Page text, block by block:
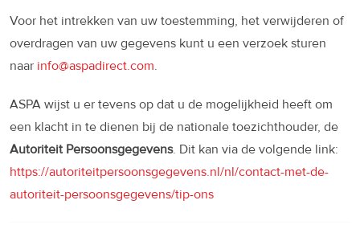
Voor het intrekken van uw toestemming, het verwijderen of
overdragen van uw gegevens kunt u een verzoek sturen
naar info@aspadirect.com.
ASPA wijst u er tevens op dat u de mogelijkheid heeft om
een klacht in te dienen bij de nationale toezichthouder, de
Autoriteit Persoonsgegevens. Dit kan via de volgende link:
https://autoriteitpersoonsgegevens.nl/nl/contact-met-de-
autoriteit-persoonsgegevens/tip-ons